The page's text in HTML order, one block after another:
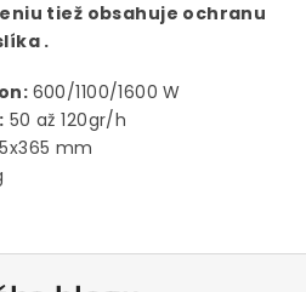
tiež obsahuje ochranu
.
600/1100/1600 W
50 až 120gr/h
mm